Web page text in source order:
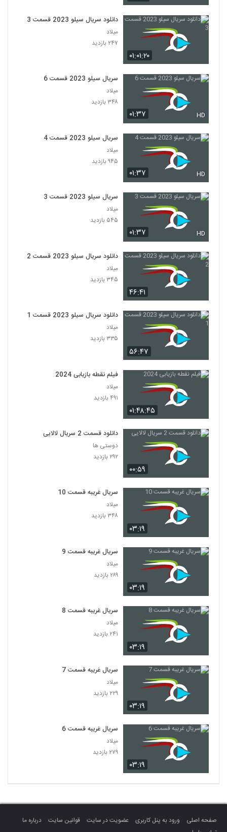
۰۱:۰۱:۲۰
دانلود سریال سیلو 2023 قسمت 3
میلاد
۲۴۷ بازدید
۰۱:۳۷ HD
سریال سیلو 2023 قسمت 6
میلاد
۳۴۸ بازدید
۰۱:۳۷ HD
سریال سیلو 2023 قسمت 4
میلاد
۹۴۵ بازدید
۰۱:۳۷ HD
سریال سیلو 2023 قسمت 3
میلاد
۵۴۵ بازدید
۴۶:۴۱
دانلود سریال سیلو 2023 قسمت 2
میلاد
۳۴۵ بازدید
۵۶:۴۷
دانلود سریال سیلو 2023 قسمت 1
میلاد
۳۳۵ بازدید
۰۱:۴۸:۴۵
فیلم نقطه بازیابی 2024
میلاد
۴۹۱ بازدید
۰۰:۵۹
دانلود قسمت 2 سریال لالایی
دوستی ها
۲۹۲ بازدید
۰۳:۱۹
سریال غریبه قسمت 10
میلاد
۳۴۸ بازدید
۰۳:۱۹
سریال غریبه قسمت 9
میلاد
۲۸۹ بازدید
۰۳:۱۹
سریال غریبه قسمت 8
میلاد
۲۴۱ بازدید
۰۳:۱۹
سریال غریبه قسمت 7
میلاد
۲۲۹ بازدید
۰۳:۱۹
سریال غریبه قسمت 6
میلاد
۲۷۹ بازدید
صفحه اصلی ورود به پنل کاربری عضویت در سایت قوانین سایت
درباره ما